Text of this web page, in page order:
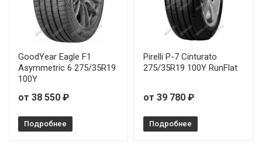
GoodYear Eagle F1
Asymmetric 6 275/35R19
100Y
от 38 550 ₽
Подробнее
Pirelli P-7 Cinturato
275/35R19 100Y RunFlat
от 39 780 ₽
Подробнее